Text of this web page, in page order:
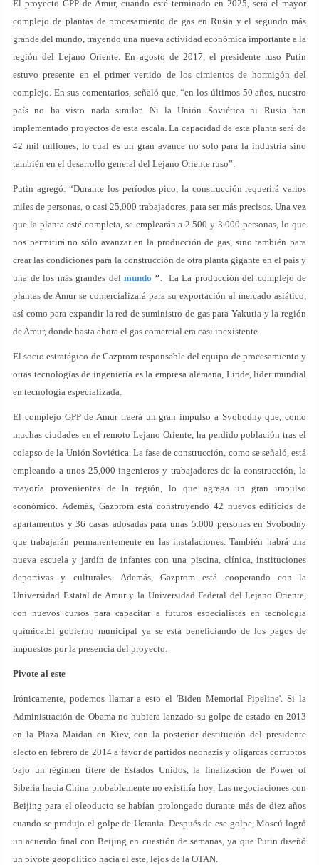
El proyecto GPP de Amur, cuando esté terminado en 2025, será el mayor
complejo de plantas de procesamiento de gas en Rusia y el segundo más
grande del mundo, trayendo una nueva actividad económica importante a la
región del Lejano Oriente. En agosto de 2017, el presidente ruso Putin
estuvo presente en el primer vertido de los cimientos de hormigón del
complejo. En sus comentarios, señaló que, “en los últimos 50 años, nuestro
país no ha visto nada similar. Ni la Unión Soviética ni Rusia han
implementado proyectos de esta escala. La capacidad de esta planta será de
42 mil millones, lo cual es un gran avance no solo para la industria sino
también en el desarrollo general del Lejano Oriente ruso”.
Putin agregó: “Durante los períodos pico, la construcción requerirá varios
miles de personas, o casi 25,000 trabajadores, para ser más precisos. Una vez
que la planta esté completa, se emplearán a 2.500 y 3.000 personas, lo que
nos permitirá no sólo avanzar en la producción de gas, sino también para
crear las condiciones para la construcción de otra planta gigante en el país y
una de los más grandes del mundo “. La La producción del complejo de
plantas de Amur se comercializará para su exportación al mercado asiático,
así como para expandir la red de suministro de gas para Yakutia y la región
de Amur, donde hasta ahora el gas comercial era casi inexistente.
El socio estratégico de Gazprom responsable del equipo de procesamiento y
otras tecnologías de ingeniería es la empresa alemana, Linde, líder mundial
en tecnología especializada.
El complejo GPP de Amur traerá un gran impulso a Svobodny que, como
muchas ciudades en el remoto Lejano Oriente, ha perdido población tras el
colapso de la Unión Soviética. La fase de construcción, como se señaló, está
empleando a unos 25,000 ingenieros y trabajadores de la construcción, la
mayoría provenientes de la región, lo que agrega un gran impulso
económico. Además, Gazprom está construyendo 42 nuevos edificios de
apartamentos y 36 casas adosadas para unas 5.000 personas en Svobodny
que trabajarán permanentemente en las instalaciones. También habrá una
nueva escuela y jardín de infantes con una piscina, clínica, instituciones
deportivas y culturales. Además, Gazprom está cooperando con la
Universidad Estatal de Amur y la Universidad Federal del Lejano Oriente,
con nuevos cursos para capacitar a futuros especialistas en tecnología
química.El gobierno municipal ya se está beneficiando de los pagos de
impuestos por la presencia del proyecto.
Pivote al este
Irónicamente, podemos llamar a esto el 'Biden Memorial Pipeline'. Si la
Administración de Obama no hubiera lanzado su golpe de estado en 2013
en la Plaza Maidan en Kiev, con la posterior destitución del presidente
electo en febrero de 2014 a favor de partidos neonazis y oligarcas corruptos
bajo un régimen títere de Estados Unidos, la finalización de Power of
Siberia hacia China probablemente no existiría hoy. Las negociaciones con
Beijing para el oleoducto se habían prolongado durante más de diez años
cuando se produjo el golpe de Ucrania. Después de ese golpe, Moscú logró
un acuerdo final con Beijing en cuestión de semanas, ya que Putin diseñó
un pivote geopolítico hacia el este, lejos de la OTAN.